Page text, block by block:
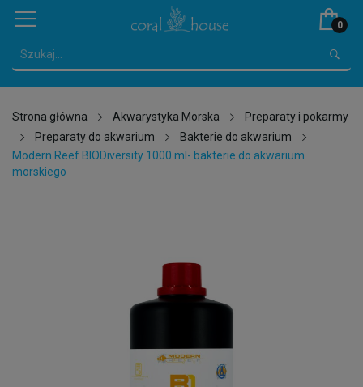
0
Strona główna Akwarystyka Morska
Preparaty i pokarmy
Preparaty do akwarium
Bakterie do akwarium
Modern Reef BIODiversity 1000 ml- bakterie do akwarium
morskiego